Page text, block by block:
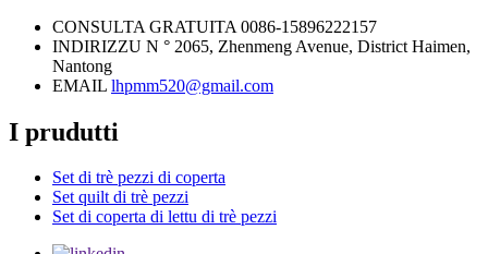
CONSULTA GRATUITA 0086-15896222157
INDIRIZZU N ° 2065, Zhenmeng Avenue, District Haimen,
Nantong
EMAIL lhpmm520@gmail.com
I prudutti
Set di trè pezzi di coperta
Set quilt di trè pezzi
Set di coperta di lettu di trè pezzi